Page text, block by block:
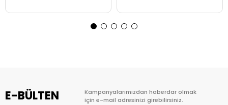
E-BÜLTEN
Kampanyalarımızdan haberdar olmak
için e-mail adresinizi girebilirsiniz.